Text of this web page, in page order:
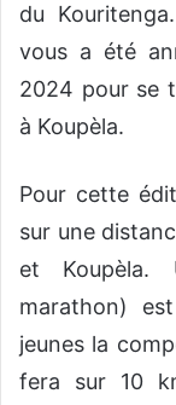
du
vous a été
2024 pour se
à Koupèla.
Pour cette
sur une
et Koupèla.
marathon)
jeunes la
fera sur 10